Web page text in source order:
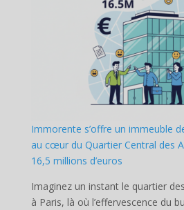
Immorente s’offre un immeuble
au cœur du Quartier Central des
16,5 millions d’euros
Imaginez un instant le quartier
à Paris, là où l’effervescence du